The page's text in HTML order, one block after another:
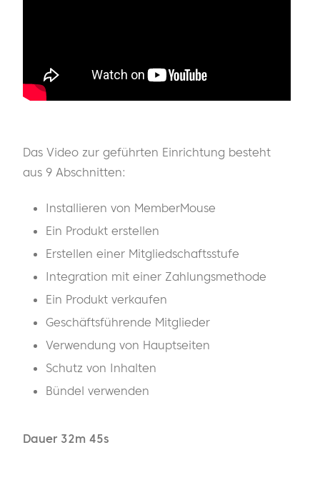
Das Video zur geführten Einrichtung besteht
aus 9 Abschnitten:
Installieren von MemberMouse
Ein Produkt erstellen
Erstellen einer Mitgliedschaftsstufe
Integration mit einer Zahlungsmethode
Ein Produkt verkaufen
Geschäftsführende Mitglieder
Verwendung von Hauptseiten
Schutz von Inhalten
Bündel verwenden
Dauer 32m 45s